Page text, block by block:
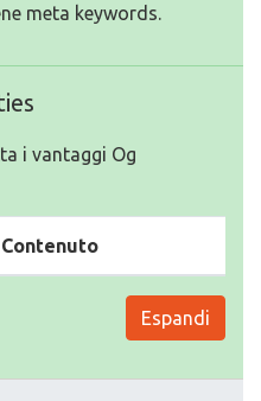
meta keywords.
i vantaggi Og
Contenuto
Espandi